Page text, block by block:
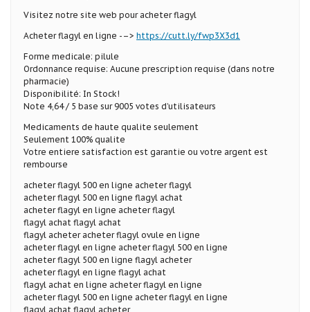
Visitez notre site web pour acheter flagyl
Acheter flagyl en ligne -–> https://cutt.ly/fwp3X3d1
Forme medicale: pilule
Ordonnance requise: Aucune prescription requise (dans notre
pharmacie)
Disponibilité: In Stock!
Note 4,64 / 5 base sur 9005 votes d’utilisateurs
Medicaments de haute qualite seulement
Seulement 100% qualite
Votre entiere satisfaction est garantie ou votre argent est
rembourse
acheter flagyl 500 en ligne acheter flagyl
acheter flagyl 500 en ligne flagyl achat
acheter flagyl en ligne acheter flagyl
flagyl achat flagyl achat
flagyl acheter acheter flagyl ovule en ligne
acheter flagyl en ligne acheter flagyl 500 en ligne
acheter flagyl 500 en ligne flagyl acheter
acheter flagyl en ligne flagyl achat
flagyl achat en ligne acheter flagyl en ligne
acheter flagyl 500 en ligne acheter flagyl en ligne
flagyl achat flagyl acheter